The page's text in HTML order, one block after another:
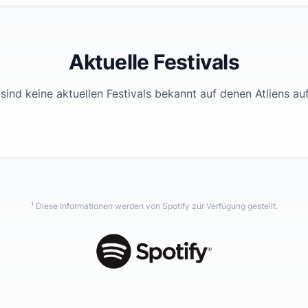
Aktuelle Festivals
keine aktuellen Festivals bekannt auf denen Atliens
1 Diese Informationen werden von Spotify zur Verfügung gestellt.